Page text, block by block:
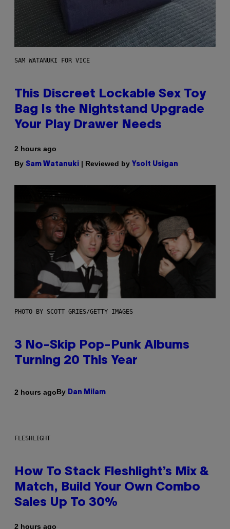
SAM WATANUKI FOR VICE
This Discreet Lockable Sex Toy
Bag Is the Nightstand Upgrade
Your Play Drawer Needs
2 hours ago
By Sam Watanuki | Reviewed by Ysolt Usigan
PHOTO BY SCOTT GRIES/GETTY IMAGES
3 No-Skip Pop-Punk Albums
Turning 20 This Year
2 hours agoBy Dan Milam
FLESHLIGHT
How To Stack Fleshlight’s Mix &
Match, Build Your Own Combo
Sales Up To 30%
2 hours ago